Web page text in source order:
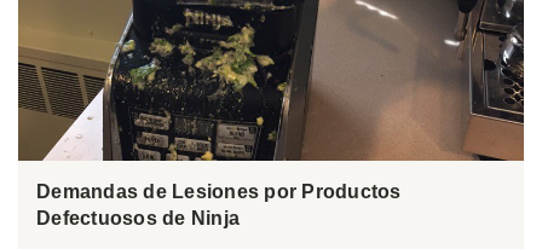
Demandas de Lesiones por Productos
Defectuosos de Ninja